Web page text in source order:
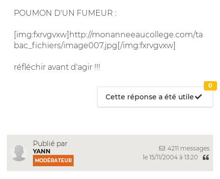
POUMON D'UN FUMEUR :
[img:fxrvgvxw]http://monanneeaucollege.com/ta
bac_fichiers/image007.jpg[/img:fxrvgvxw]
réfléchir avant d'agir !!!
Cette réponse a été utile
0
Publié par
YANN
MODÉRATEUR
4211 messages
le 15/11/2004 à 13:20